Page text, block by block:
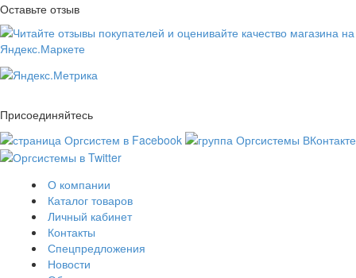
Оставьте отзыв
Присоединяйтесь
О компании
Каталог товаров
Личный кабинет
Контакты
Спецпредложения
Новости